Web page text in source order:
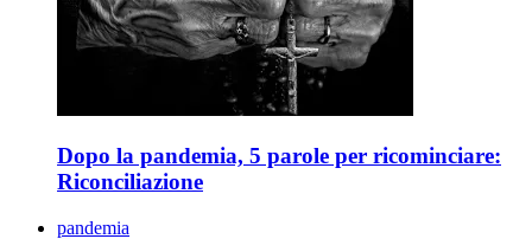
Dopo la pandemia, 5 parole per ricominciare:
Riconciliazione
pandemia